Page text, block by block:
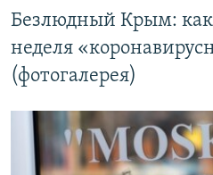
Безлюдный Крым:
неделя
(фотогалерея)